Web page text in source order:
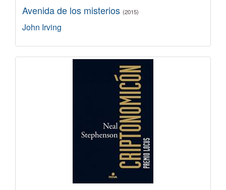
Avenida de los misterios (2015)
John Irving